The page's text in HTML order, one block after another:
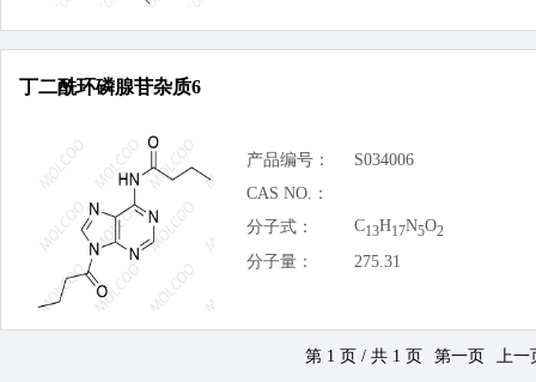
丁二酰环磷腺苷杂质6
产品编号：
S034006
CAS NO.：
分子式：
C13H17N5O2
分子量： 275.31
第 1 页 / 共 1 页 第一页 上一